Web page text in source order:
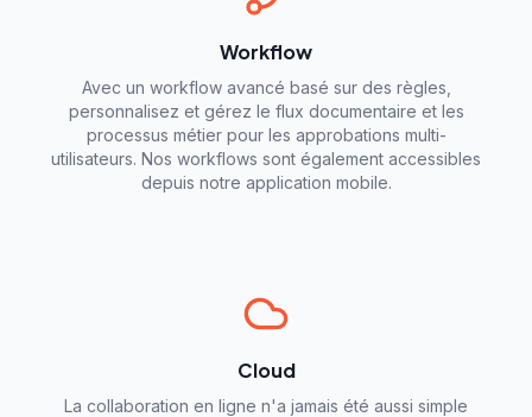
Workflow
Avec un workflow avancé basé sur des règles,
personnalisez et gérez le flux documentaire et les
processus métier pour les approbations multi-
utilisateurs. Nos workflows sont également accessibles
depuis notre application mobile.
Cloud
La collaboration en ligne n'a jamais été aussi simple